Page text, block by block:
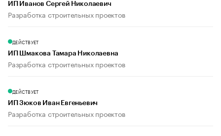
ИП Иванов Сергей Николаевич
Разработка строительных проектов
ДЕЙСТВУЕТ
ИП Шмакова Тамара Николаевна
Разработка строительных проектов
ДЕЙСТВУЕТ
ИП Зюков Иван Евгеньевич
Разработка строительных проектов